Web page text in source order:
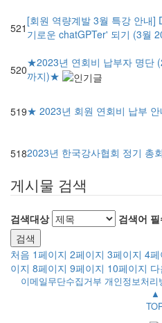
521
[회원 역량계발 3월 특강 안내]
기로운 chatGPTer' 되기 (3월
520
★2023년 연회비 납부자 명단
까지)★
519★ 2023년 회원 연회비 납부
5182023년 한국강사협회 정기 총
게시물 검색
검색대상 검색어
검색
처음 1페이지 2페이지 3페이지 4페
이지 8페이지 9페이지 10페이지
이메일무단수집거부 개인정보처리
▲